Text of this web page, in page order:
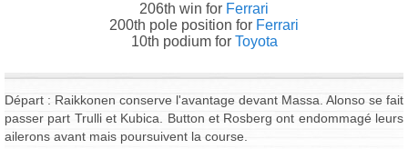
206th win for Ferrari
200th pole position for Ferrari
10th podium for Toyota
Départ : Raikkonen conserve l'avantage devant Massa. Alonso se fait
passer part Trulli et Kubica. Button et Rosberg ont endommagé leurs
ailerons avant mais poursuivent la course.